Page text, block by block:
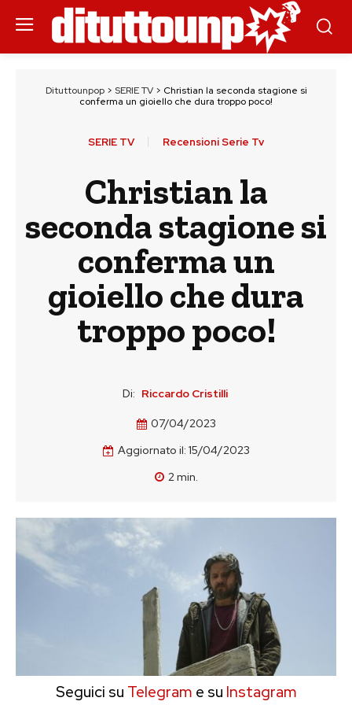
Dituttounpop> SERIE TV> Christian la seconda stagione si
conferma un gioiello che dura troppo poco!
SERIE TV Recensioni Serie Tv
Christian la
seconda stagione si
conferma un
gioiello che dura
troppo poco!
Di: Riccardo Cristilli
07/04/2023
Aggiornato il: 15/04/2023
2min.
Seguici su Telegram e su Instagram